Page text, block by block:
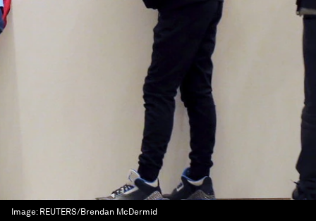
Image: REUTERS/Brendan McDermid